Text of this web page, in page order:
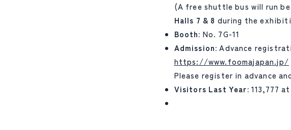
(A free shuttle bus will run
Halls 7 & 8 during the
Booth: No. 7G-11
Admission: Advance
https://www.foomajapan.jp/
Please register in advance
Visitors Last Year: 113,777